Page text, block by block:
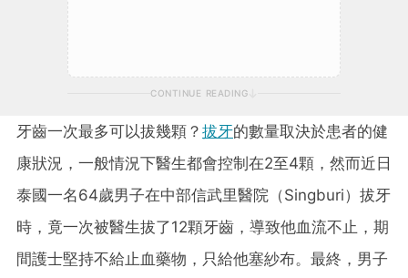
CONTINUE READING
牙齒一次最多可以拔幾顆？ 拔牙的數量取決於患者的健
康狀況，一般情況下醫生都會控制在2至4顆，然而近日
泰國一名64歲男子在中部信武里醫院（Singburi）拔牙
時，竟一次被醫生拔了12顆牙齒，導致他血流不止，期
間護士堅持不給止血藥物，只給他塞紗布。最終，男子